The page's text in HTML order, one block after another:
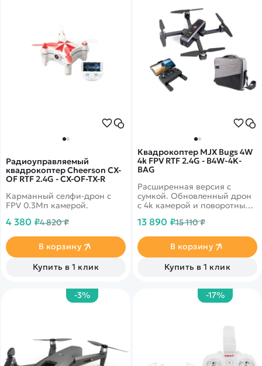
Радиоуправляемый
квадрокоптер Cheerson CX-
OF RTF 2.4G - CX-OF-TX-R
Карманный селфи-дрон с
FPV 0.3Мп камерой.
4 380 ₽4 820 ₽
В корзину
Купить в 1 клик
Квадрокоптер MJX Bugs 4W
4k FPV RTF 2.4G - B4W-4K-
BAG
Расширенная версия с
сумкой. Обновленный дрон
с 4k камерой и поворотным
1.6 км, GPS возврат,
13 890 ₽15 110 ₽
В корзину
Купить в 1 клик
-3% -17%